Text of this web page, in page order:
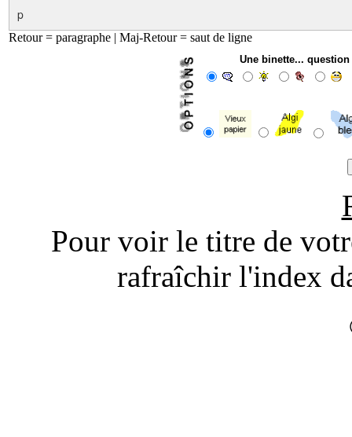
p
Retour = paragraphe | Maj-Retour = saut de ligne
Une binette...
Pour voir le titre de
rafraîchir l'index